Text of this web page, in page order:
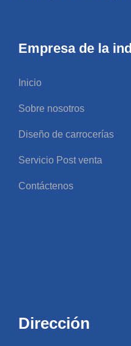
Empresa de la
Inicio
Sobre nosotros
Diseño de carrocerías
Servicio Post venta
Contáctenos
Dirección